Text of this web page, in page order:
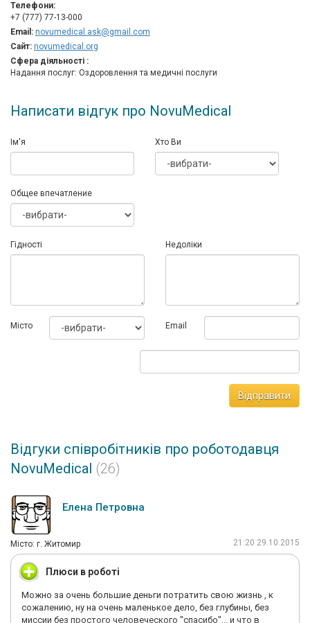
Телефони:
+7 (777) 77-13-000
Email: novumedical.ask@gmail.com
Сайт: novumedical.org
Сфера діяльності :
Надання послуг: Оздоровлення та медичні послуги
Написати відгук про NovuMedical
Ім'я Хто Ви
Общее впечатление
Гідності Недоліки
Мiсто Email
Відправити
Відгуки співробітників про роботодавця
NovuMedical (26)
Елена Петровна
Мiсто: г. Житомир 21:20 29.10.2015
Плюси в роботі
Можно за очень большие деньги потратить свою жизнь , к
сожалению, ну на очень маленькое дело, без глубины, без
миссии без простого человеческого "спасибо"... и что в